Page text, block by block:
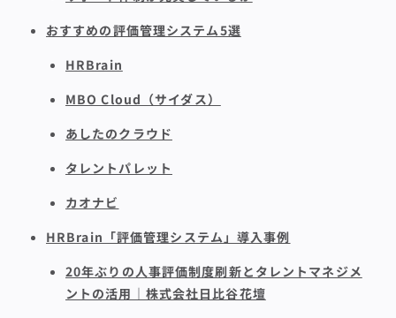
おすすめの評価管理システム5選
HRBrain
MBO Cloud（サイダス）
あしたのクラウド
タレントパレット
カオナビ
HRBrain「評価管理システム」導入事例
20年ぶりの人事評価制度刷新とタレントマネジメ
ントの活用｜株式会社日比谷花壇